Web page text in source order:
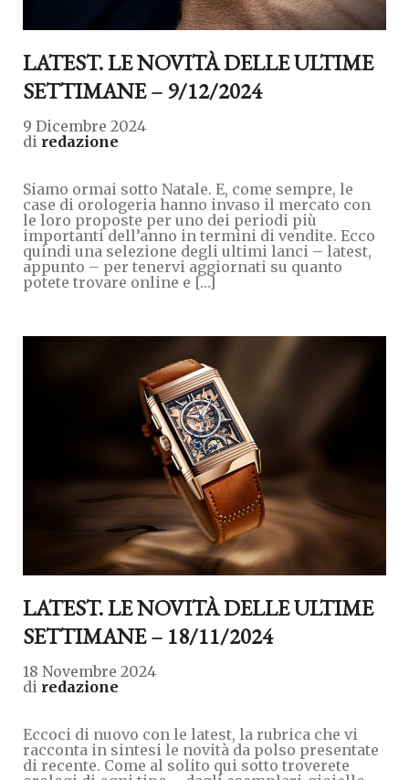
LATEST. LE NOVITÀ DELLE ULTIME
SETTIMANE – 9/12/2024
9 Dicembre 2024
di redazione
Siamo ormai sotto Natale. E, come sempre, le
case di orologeria hanno invaso il mercato con
le loro proposte per uno dei periodi più
importanti dell’anno in termini di vendite. Ecco
quindi una selezione degli ultimi lanci – latest,
appunto – per tenervi aggiornati su quanto
potete trovare online e […]
LATEST. LE NOVITÀ DELLE ULTIME
SETTIMANE – 18/11/2024
18 Novembre 2024
di redazione
Eccoci di nuovo con le latest, la rubrica che vi
racconta in sintesi le novità da polso presentate
di recente. Come al solito qui sotto troverete